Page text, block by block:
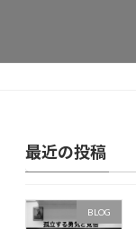
最近の投稿
BLOG